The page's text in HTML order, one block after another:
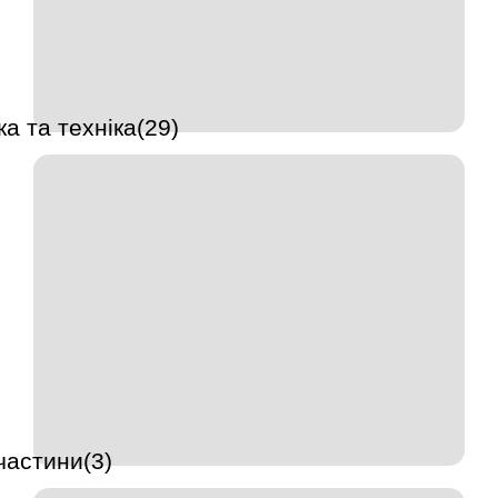
та техніка(29)